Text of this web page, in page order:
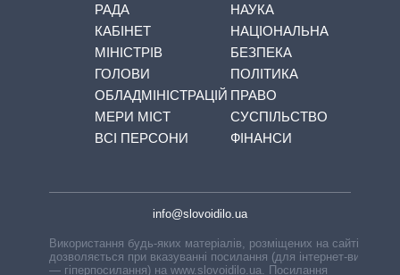
РАДА
КАБІНЕТ
МІНІСТРІВ
ГОЛОВИ
ОБЛАДМІНІСТРАЦІЙ
МЕРИ МІСТ
ВСІ ПЕРСОНИ
НАУКА
НАЦІОНАЛЬНА
БЕЗПЕКА
ПОЛІТИКА
ПРАВО
СУСПІЛЬСТВО
ФІНАНСИ
info@slovoidilo.ua
Використання будь-яких матеріалів, розміщених на сайті,
дозволяється при вказуванні посилання (для інтернет-видань
— гіперпосилання) на www.slovoidilo.ua. Посилання